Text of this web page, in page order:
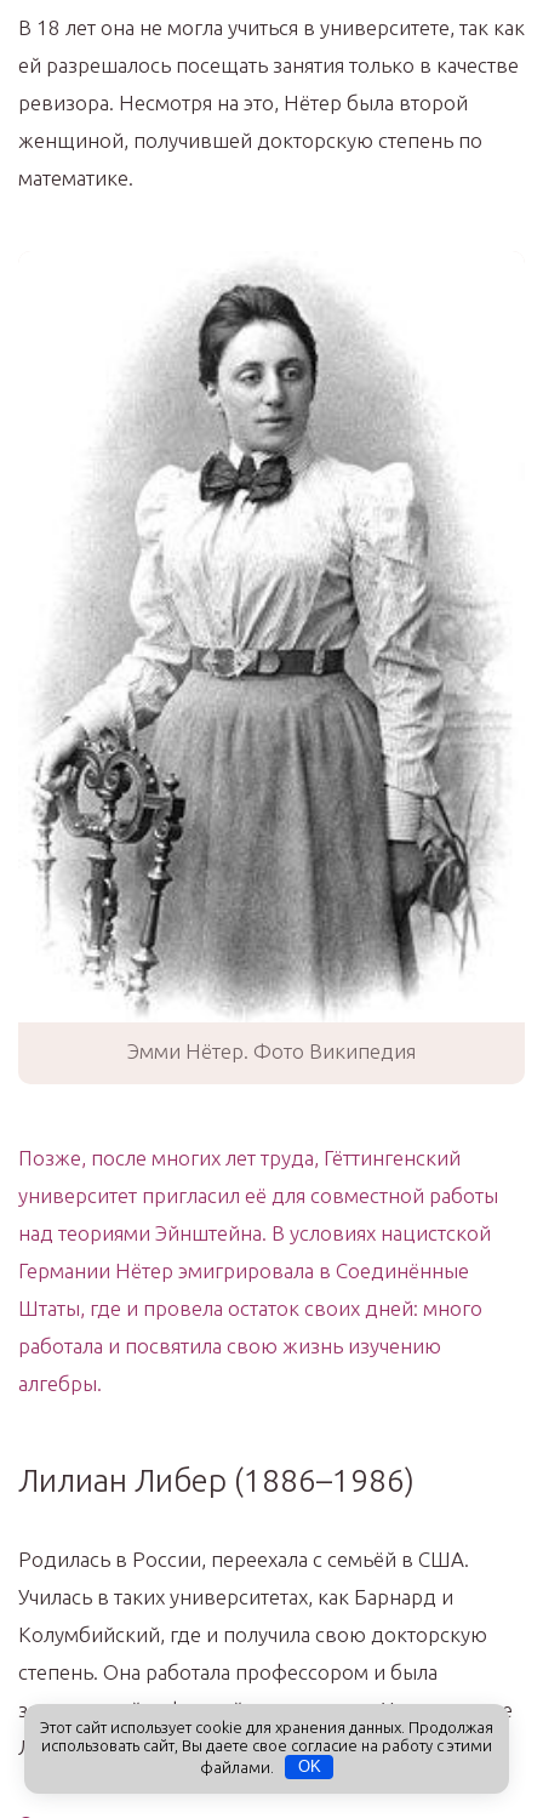
В 18 лет она не могла учиться в университете, так как
ей разрешалось посещать занятия только в качестве
ревизора. Несмотря на это, Нётер была второй
женщиной, получившей докторскую степень по
математике.
Эмми Нётер. Фото Википедия
Позже, после многих лет труда, Гёттингенский
университет пригласил её для совместной работы
над теориями Эйнштейна. В условиях нацистской
Германии Нётер эмигрировала в Соединённые
Штаты, где и провела остаток своих дней: много
работала и посвятила свою жизнь изучению
алгебры.
Лилиан Либер (1886–1986)
Родилась в России, переехала с семьёй в США.
Училась в таких университетах, как Барнард и
Колумбийский, где и получила свою докторскую
степень. Она работала профессором и была
заведующей кафедрой математики в Университете
Лонг-Айленда.
Этот сайт использует cookie для хранения данных. Продолжая
использовать сайт, Вы даете свое согласие на работу с этими
файлами.
OK